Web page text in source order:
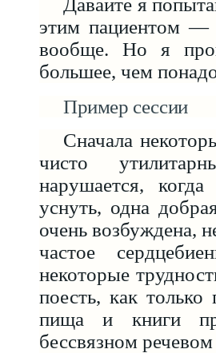
Давайте я
этим пациентом —
вообще. Но я
большее, чем
Пример сессии
Сначала
чисто
нарушается,
уснуть, одна
очень возбуждена,
частое
некоторые
поесть, как
пища и книги
бессвязном